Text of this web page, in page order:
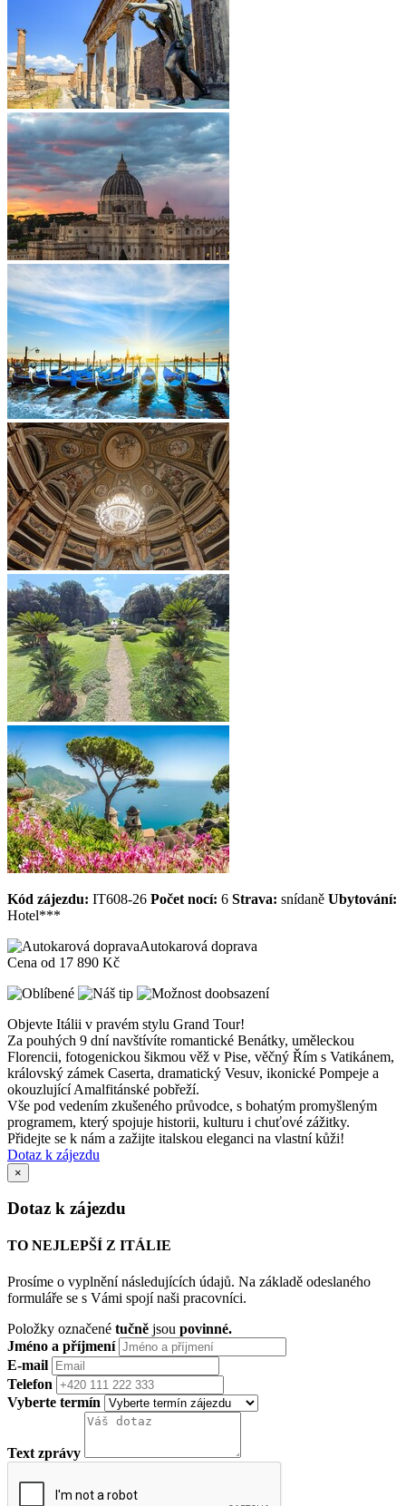
Kód zájezdu: IT608-26 Počet nocí: 6 Strava: snídaně Ubytování:
Hotel***
Autokarová doprava
Cena od 17 890 Kč
Objevte Itálii v pravém stylu Grand Tour!
Za pouhých 9 dní navštívíte romantické Benátky, uměleckou
Florencii, fotogenickou šikmou věž v Pise, věčný Řím s Vatikánem,
královský zámek Caserta, dramatický Vesuv, ikonické Pompeje a
okouzlující Amalfitánské pobřeží.
Vše pod vedením zkušeného průvodce, s bohatým promyšleným
programem, který spojuje historii, kulturu i chuťové zážitky.
Přidejte se k nám a zažijte italskou eleganci na vlastní kůži!
Dotaz k zájezdu
×
Dotaz k zájezdu
TO NEJLEPŠÍ Z ITÁLIE
Prosíme o vyplnění následujících údajů. Na základě odeslaného
formuláře se s Vámi spojí naši pracovníci.
Položky označené tučně jsou povinné.
Jméno a příjmení
E-mail
Telefon
Vyberte termín
Text zprávy